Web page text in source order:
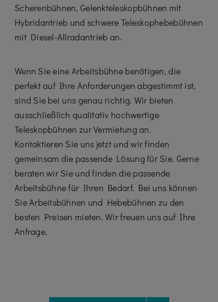
Scherenbühnen, Gelenkteleskopbühnen mit
Hybridantrieb und schwere Teleskophebebühnen
mit Diesel-Allradantrieb an.
Wenn Sie eine Arbeitsbühne benötigen, die
perfekt auf Ihre Anforderungen abgestimmt ist,
sind Sie bei uns genau richtig. Wir bieten
ausschließlich qualitativ hochwertige
Teleskopbühnen zur Vermietung an.
Kontaktieren Sie uns jetzt und wir finden
gemeinsam die passende Lösung für Sie. Gerne
beraten wir Sie und finden die passende
Arbeitsbühne für Ihren Bedarf. Bei uns können
Sie Arbeitsbühnen und Hebebühnen zu den
besten Preisen mieten. Wir freuen uns auf Ihre
Anfrage.